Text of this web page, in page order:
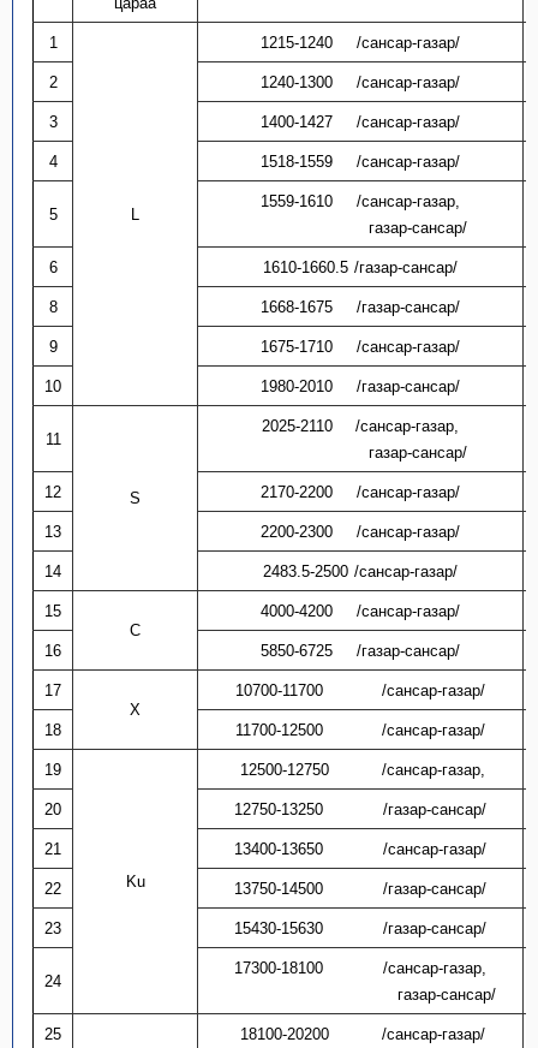
1
L
1215-1240 /сансар-газар/
2 1240-1300 /сансар-газар/
3 1400-1427 /сансар-газар/
4 1518-1559 /сансар-газар/
5
1559-1610
/сансар-газар,
газар-сансар/
6 1610-1660.5 /газар-сансар/
8 1668-1675 /газар-сансар/
9 1675-1710 /сансар-газар/
10 1980-2010 /газар-сансар/
11
S
2025-2110
/сансар-газар,
газар-сансар/
12 2170-2200 /сансар-газар/
13 2200-2300 /сансар-газар/
14 2483.5-2500 /сансар-газар/
15
C
4000-4200 /сансар-газар/
16 5850-6725 /газар-сансар/
17
X
10700-11700 /сансар-газар/
18 11700-12500 /сансар-газар/
19
Ku
12500-12750 /сансар-газар,
20 12750-13250 /газар-сансар/
21 13400-13650 /сансар-газар/
22 13750-14500 /газар-сансар/
23 15430-15630 /газар-сансар/
24
17300-18100
/сансар-газар,
газар-сансар/
25 18100-20200 /сансар-газар/